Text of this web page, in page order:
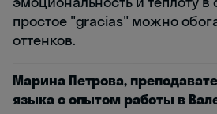
простое "gracias" можно
оттенков.
Марина Петрова,
языка с опытом работы в